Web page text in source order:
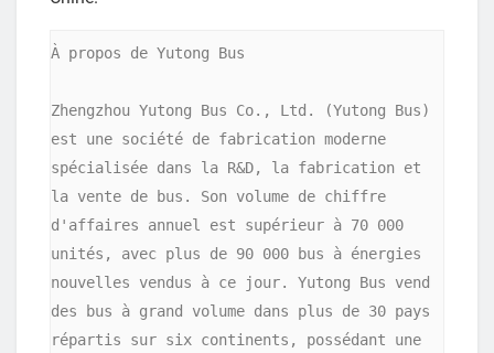
À propos de Yutong Bus
Zhengzhou Yutong Bus Co., Ltd. (Yutong Bus)
est une société de fabrication moderne
spécialisée dans la R&D, la fabrication et
la vente de bus. Son volume de chiffre
d'affaires annuel est supérieur à 70 000
unités, avec plus de 90 000 bus à énergies
nouvelles vendus à ce jour. Yutong Bus vend
des bus à grand volume dans plus de 30 pays
répartis sur six continents, possédant une